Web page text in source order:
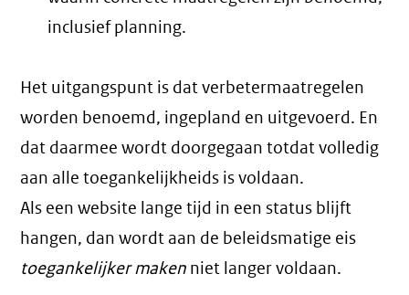
inclusief planning.
Het uitgangspunt is dat verbetermaatregelen
worden benoemd, ingepland en uitgevoerd. En
dat daarmee wordt doorgegaan totdat volledig
aan alle toegankelijkheids is voldaan.
Als een website lange tijd in een status blijft
hangen, dan wordt aan de beleidsmatige eis
toegankelijker maken niet langer voldaan.